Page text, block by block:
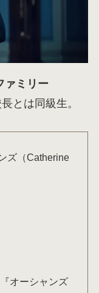
ァミリー
とは同級生。
ズ（Catherine
オーシャンズ